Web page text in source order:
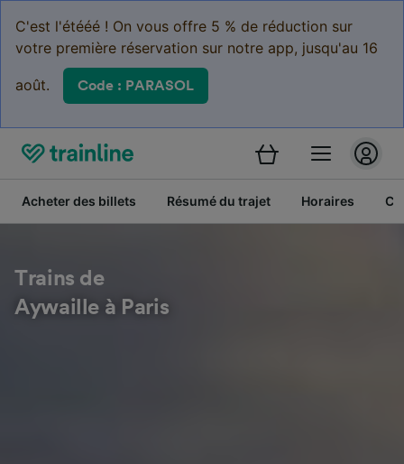
C'est l'étééé ! On vous offre 5 % de réduction sur
votre première réservation sur notre app, jusqu'au 16
août. Code : PARASOL
Acheter des billets Résumé du trajet Horaires
Trains de
Aywaille à Paris